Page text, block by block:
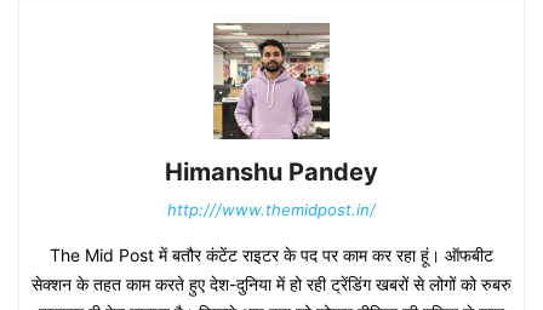
Himanshu Pandey
http:///www.themidpost.in/
The Mid Post में बतौर कंटेंट राइटर के पद पर काम कर रहा हूं। ऑफबीट
सेक्शन के तहत काम करते हुए देश-दुनिया में हो रही ट्रेंडिंग खबरों से लोगों को रुबरु